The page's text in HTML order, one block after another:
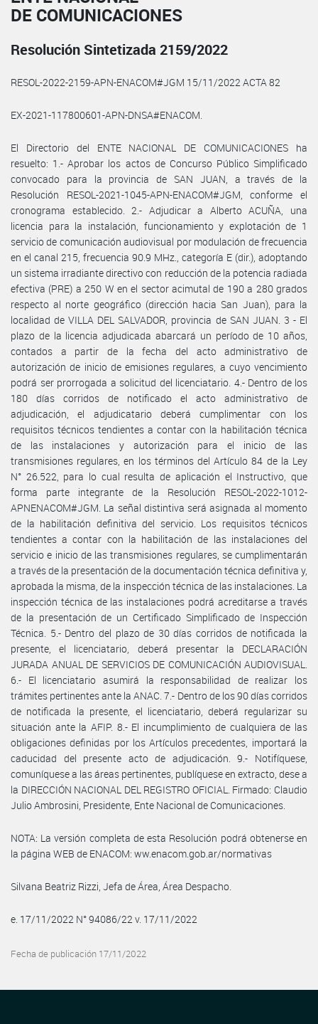
DE COMUNICACIONES
Resolución Sintetizada 2159/2022
RESOL-2022-2159-APN-ENACOM#JGM 15/11/2022 ACTA 82
EX-2021-117800601-APN-DNSA#ENACOM.
El Directorio del ENTE NACIONAL DE COMUNICACIONES ha
resuelto: 1.- Aprobar los actos de Concurso Público Simplificado
convocado para la provincia de SAN JUAN, a través de la
Resolución RESOL-2021-1045-APN-ENACOM#JGM, conforme el
cronograma establecido. 2.- Adjudicar a Alberto ACUÑA, una
licencia para la instalación, funcionamiento y explotación de 1
servicio de comunicación audiovisual por modulación de frecuencia
en el canal 215, frecuencia 90.9 MHz., categoría E (dir.), adoptando
un sistema irradiante directivo con reducción de la potencia radiada
efectiva (PRE) a 250 W en el sector acimutal de 190 a 280 grados
respecto al norte geográfico (dirección hacia San Juan), para la
localidad de VILLA DEL SALVADOR, provincia de SAN JUAN. 3 - El
plazo de la licencia adjudicada abarcará un período de 10 años,
contados a partir de la fecha del acto administrativo de
autorización de inicio de emisiones regulares, a cuyo vencimiento
podrá ser prorrogada a solicitud del licenciatario. 4.- Dentro de los
180 días corridos de notificado el acto administrativo de
adjudicación, el adjudicatario deberá cumplimentar con los
requisitos técnicos tendientes a contar con la habilitación técnica
de las instalaciones y autorización para el inicio de las
transmisiones regulares, en los términos del Artículo 84 de la Ley
N° 26.522, para lo cual resulta de aplicación el Instructivo, que
forma parte integrante de la Resolución RESOL-2022-1012-
APNENACOM#JGM. La señal distintiva será asignada al momento
de la habilitación definitiva del servicio. Los requisitos técnicos
tendientes a contar con la habilitación de las instalaciones del
servicio e inicio de las transmisiones regulares, se cumplimentarán
a través de la presentación de la documentación técnica definitiva y,
aprobada la misma, de la inspección técnica de las instalaciones. La
inspección técnica de las instalaciones podrá acreditarse a través
de la presentación de un Certificado Simplificado de Inspección
Técnica. 5.- Dentro del plazo de 30 días corridos de notificada la
presente, el licenciatario, deberá presentar la DECLARACIÓN
JURADA ANUAL DE SERVICIOS DE COMUNICACIÓN AUDIOVISUAL.
6.- El licenciatario asumirá la responsabilidad de realizar los
trámites pertinentes ante la ANAC. 7.- Dentro de los 90 días corridos
de notificada la presente, el licenciatario, deberá regularizar su
situación ante la AFIP. 8.- El incumplimiento de cualquiera de las
obligaciones definidas por los Artículos precedentes, importará la
caducidad del presente acto de adjudicación. 9.- Notifíquese,
comuníquese a las áreas pertinentes, publíquese en extracto, dese a
la DIRECCIÓN NACIONAL DEL REGISTRO OFICIAL. Firmado: Claudio
Julio Ambrosini, Presidente, Ente Nacional de Comunicaciones.
NOTA: La versión completa de esta Resolución podrá obtenerse en
la página WEB de ENACOM: ww.enacom.gob.ar/normativas
Silvana Beatriz Rizzi, Jefa de Área, Área Despacho.
e. 17/11/2022 N° 94086/22 v. 17/11/2022
Fecha de publicación 17/11/2022